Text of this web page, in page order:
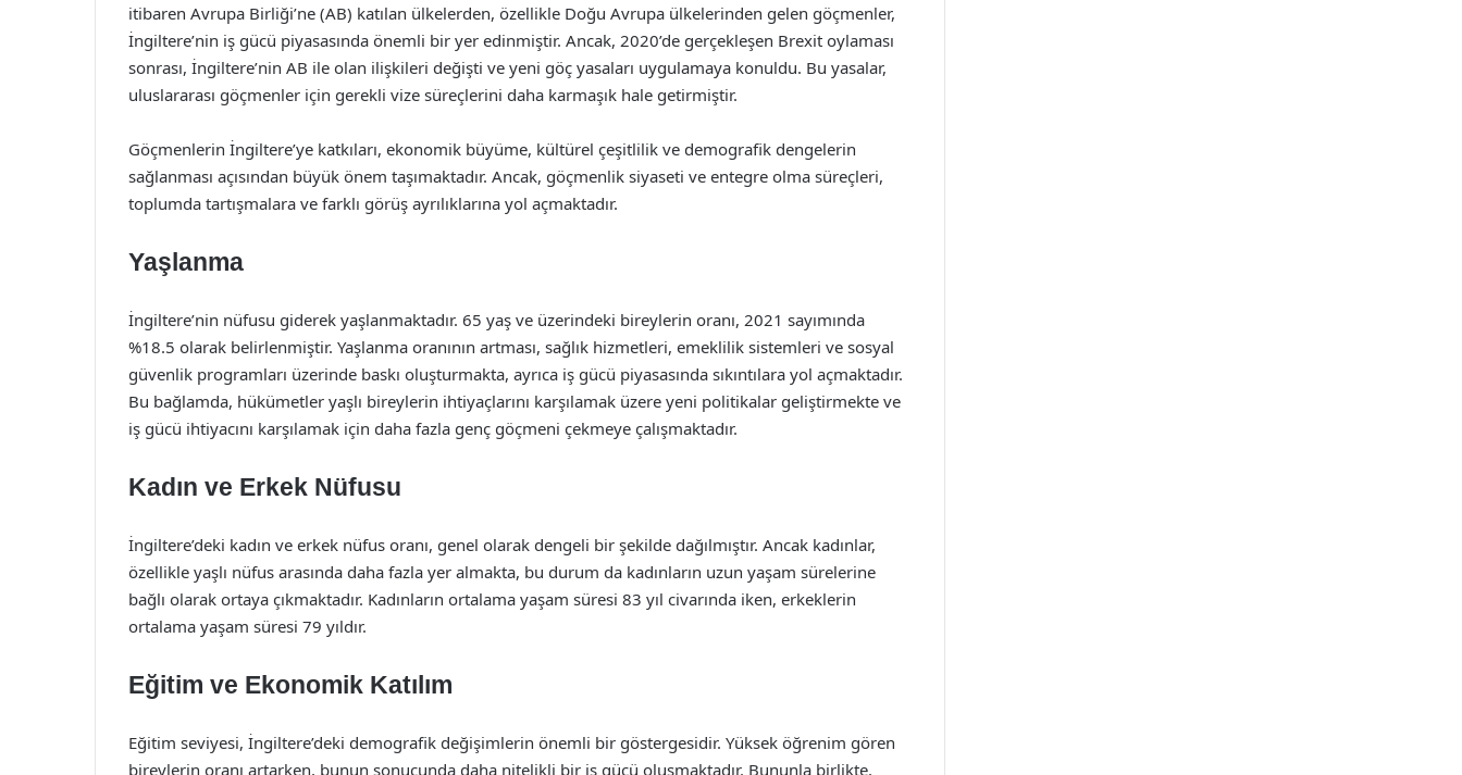
itibaren Avrupa Birliği’ne (AB) katılan ülkelerden, özellikle Doğu Avrupa ülkelerinden gelen göçmenler,
İngiltere’nin iş gücü piyasasında önemli bir yer edinmiştir. Ancak, 2020’de gerçekleşen Brexit oylaması
sonrası, İngiltere’nin AB ile olan ilişkileri değişti ve yeni göç yasaları uygulamaya konuldu. Bu yasalar,
uluslararası göçmenler için gerekli vize süreçlerini daha karmaşık hale getirmiştir.
Göçmenlerin İngiltere’ye katkıları, ekonomik büyüme, kültürel çeşitlilik ve demografik dengelerin
sağlanması açısından büyük önem taşımaktadır. Ancak, göçmenlik siyaseti ve entegre olma süreçleri,
toplumda tartışmalara ve farklı görüş ayrılıklarına yol açmaktadır.
Yaşlanma
İngiltere’nin nüfusu giderek yaşlanmaktadır. 65 yaş ve üzerindeki bireylerin oranı, 2021 sayımında
%18.5 olarak belirlenmiştir. Yaşlanma oranının artması, sağlık hizmetleri, emeklilik sistemleri ve sosyal
güvenlik programları üzerinde baskı oluşturmakta, ayrıca iş gücü piyasasında sıkıntılara yol açmaktadır.
Bu bağlamda, hükümetler yaşlı bireylerin ihtiyaçlarını karşılamak üzere yeni politikalar geliştirmekte ve
iş gücü ihtiyacını karşılamak için daha fazla genç göçmeni çekmeye çalışmaktadır.
Kadın ve Erkek Nüfusu
İngiltere’deki kadın ve erkek nüfus oranı, genel olarak dengeli bir şekilde dağılmıştır. Ancak kadınlar,
özellikle yaşlı nüfus arasında daha fazla yer almakta, bu durum da kadınların uzun yaşam sürelerine
bağlı olarak ortaya çıkmaktadır. Kadınların ortalama yaşam süresi 83 yıl civarında iken, erkeklerin
ortalama yaşam süresi 79 yıldır.
Eğitim ve Ekonomik Katılım
Eğitim seviyesi, İngiltere’deki demografik değişimlerin önemli bir göstergesidir. Yüksek öğrenim gören
bireylerin oranı artarken, bunun sonucunda daha nitelikli bir iş gücü oluşmaktadır. Bununla birlikte,